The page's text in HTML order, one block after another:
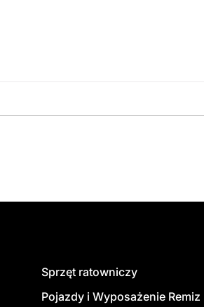
Sprzęt ratowniczy
Pojazdy i Wyposażenie Remiz